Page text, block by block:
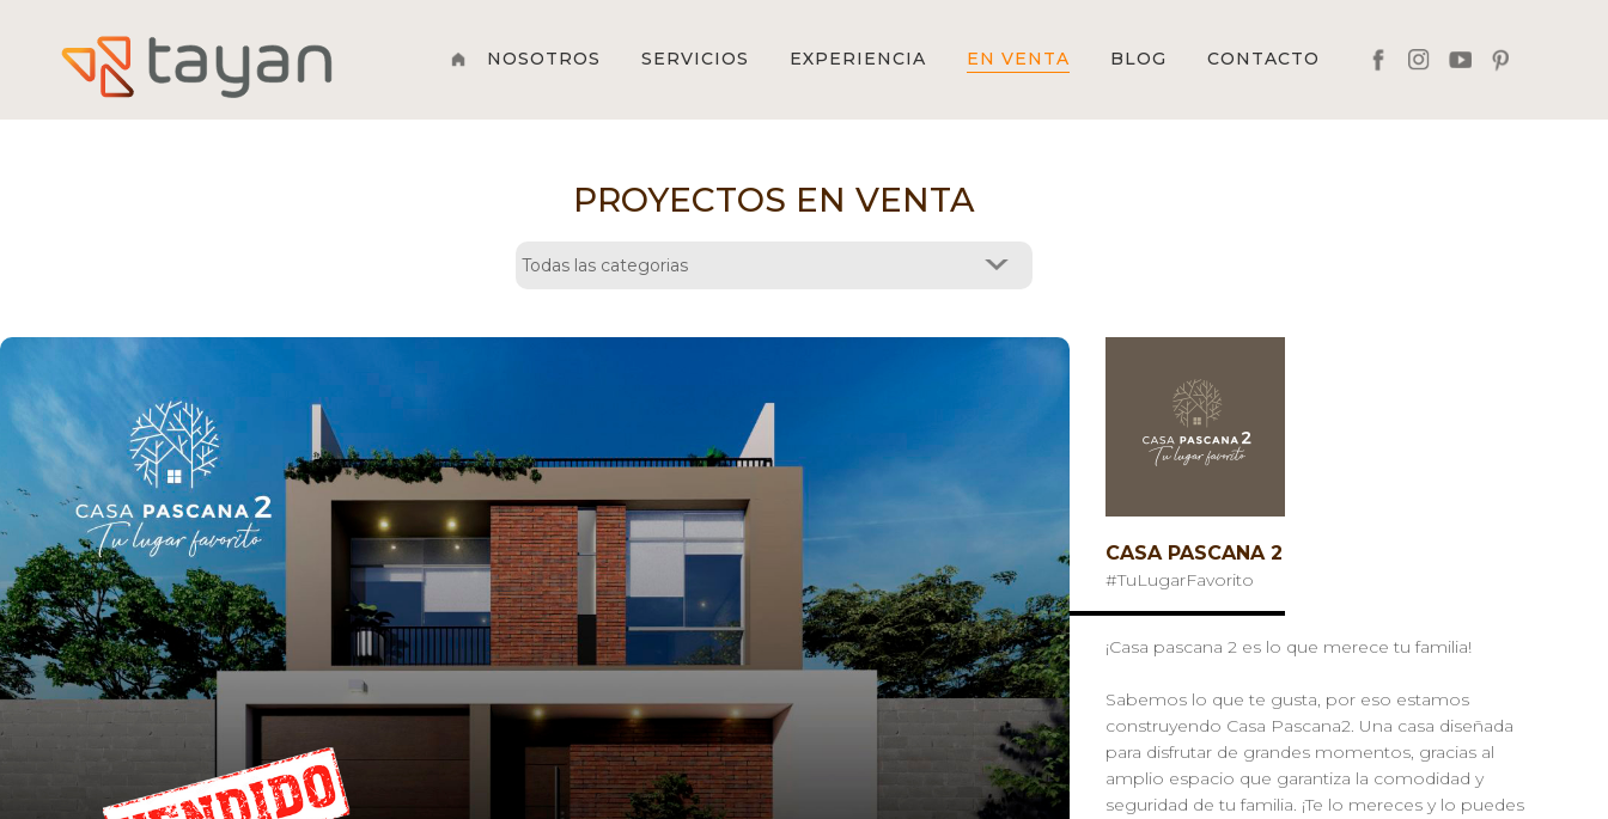
home NOSOTROS SERVICIOS EXPERIENCIA EN VENTA BLOG CONTACTO fb in yt pt
PROYECTOS EN VENTA
CASA PASCANA 2
#TuLugarFavorito
¡Casa pascana 2 es lo que merece tu familia!
Sabemos lo que te gusta, por eso estamos
construyendo Casa Pascana2. Una casa diseñada
para disfrutar de grandes momentos, gracias al
amplio espacio que garantiza la comodidad y
seguridad de tu familia. ¡Te lo mereces y lo puedes